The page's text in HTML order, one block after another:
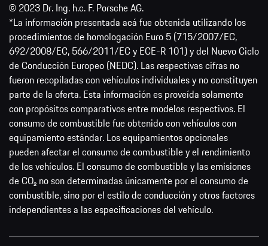
© 2023 Dr. Ing. h.c. F. Porsche AG.
*La información presentada acá fue obtenida utilizando los
procedimientos de homologación Euro 5 (715/2007/EC,
692/2008/EC, 566/2011/EC y ECE-R 101) y del Nuevo Ciclo
de Conducción Europeo (NEDC). Las respectivas cifras no
fueron recopiladas con vehículos individuales y no constituyen
parte de la oferta. Esta información es proveída solamente
con propósitos comparativos entre modelos respectivos. El
consumo de combustible fue obtenido con vehículos con
equipamiento estándar. Los equipamientos opcionales
pueden afectar el consumo de combustible y el rendimiento
de los vehículos. El consumo de combustible y las emisiones
de CO₂ no son determinadas únicamente por el consumo de
combustible, sino por el estilo de conducción y otros factores
independientes a las especificaciones del vehículo.